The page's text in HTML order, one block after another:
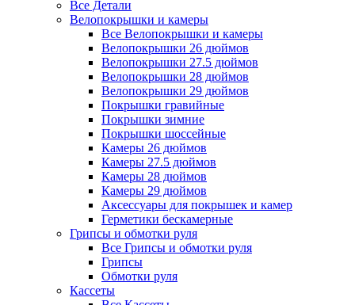
Все Детали
Велопокрышки и камеры
Все Велопокрышки и камеры
Велопокрышки 26 дюймов
Велопокрышки 27.5 дюймов
Велопокрышки 28 дюймов
Велопокрышки 29 дюймов
Покрышки гравийные
Покрышки зимние
Покрышки шоссейные
Камеры 26 дюймов
Камеры 27.5 дюймов
Камеры 28 дюймов
Камеры 29 дюймов
Аксессуары для покрышек и камер
Герметики бескамерные
Грипсы и обмотки руля
Все Грипсы и обмотки руля
Грипсы
Обмотки руля
Кассеты